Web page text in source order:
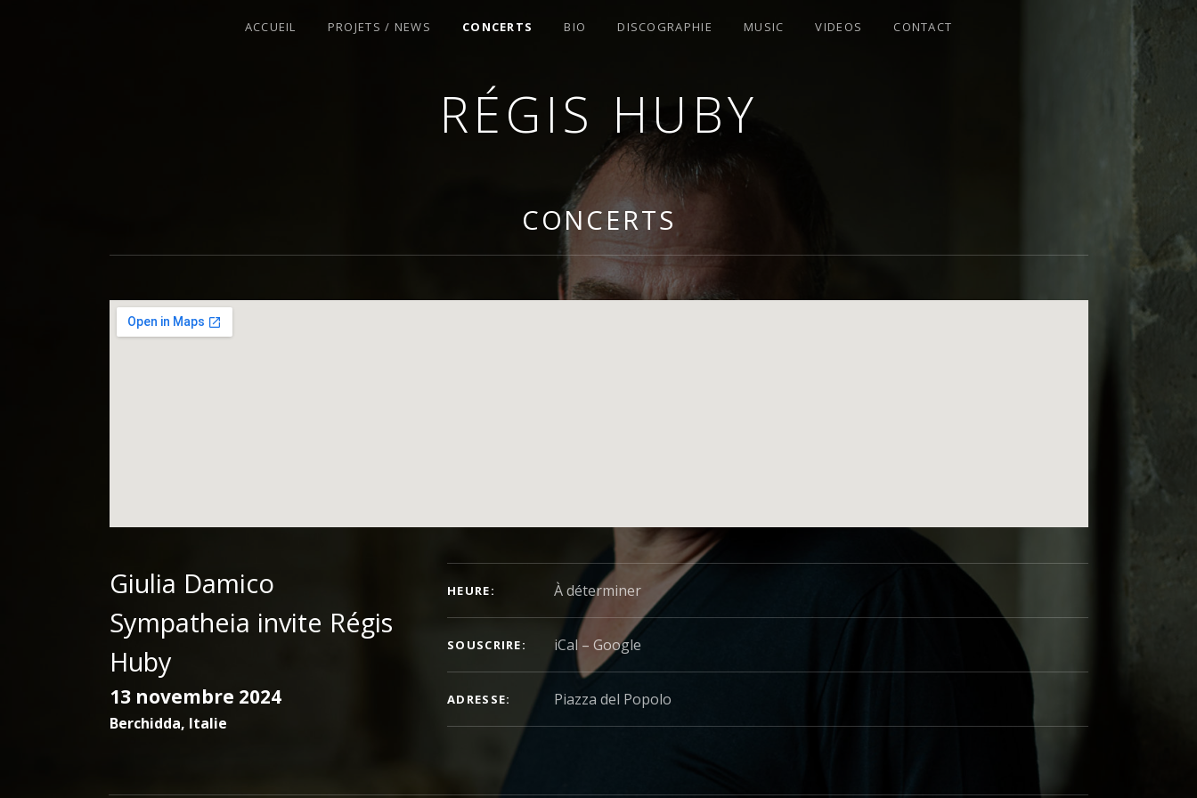
RÉGIS HUBY
ACCUEIL PROJETS / NEWS CONCERTS BIO DISCOGRAPHIE MUSIC VIDEOS CONTACT
CONCERTS
Giulia Damico
Sympatheia invite Régis
Huby
13 novembre 2024
Berchidda, Italie
DÉTAILS DU CONCERT
HEURE À déterminer
SOUSCRIRE iCal Google
ADRESSE